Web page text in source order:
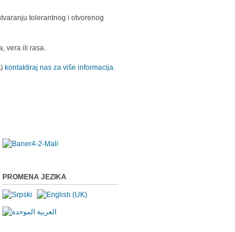
tolerantnog i otvorenog
vera ili rasa.
kontaktiraj nas za više informacija.
PROMENA JEZIKA